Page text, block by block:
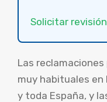
Solicitar
Las
muy habituales en
y toda España, y